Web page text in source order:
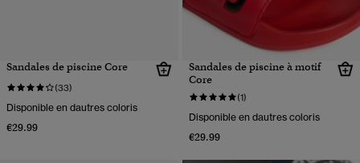
Sandales de piscine Core
(33)
Disponible en dautres coloris
€29.99
Sandales de piscine à motif
Core
(1)
Disponible en dautres coloris
€29.99